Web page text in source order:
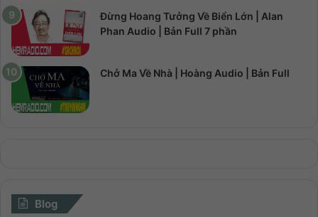
Đừng Hoang Tưởng Về Biển Lớn | Alan
Phan Audio | Bản Full 7 phần
Chở Ma Về Nhà | Hoàng Audio | Bản Full
Blog